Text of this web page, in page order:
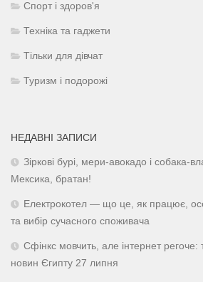
Спорт і здоров'я
Техніка та гаджети
Тільки для дівчат
Туризм і подорожі
НЕДАВНІ ЗАПИСИ
Зіркові бурі, мери-авокадо і собака-
Мексика, братан!
Електрокотел — що це, як працює,
та вибір сучасного споживача
Сфінкс мовчить, але інтернет
новин Єгипту 27 липня